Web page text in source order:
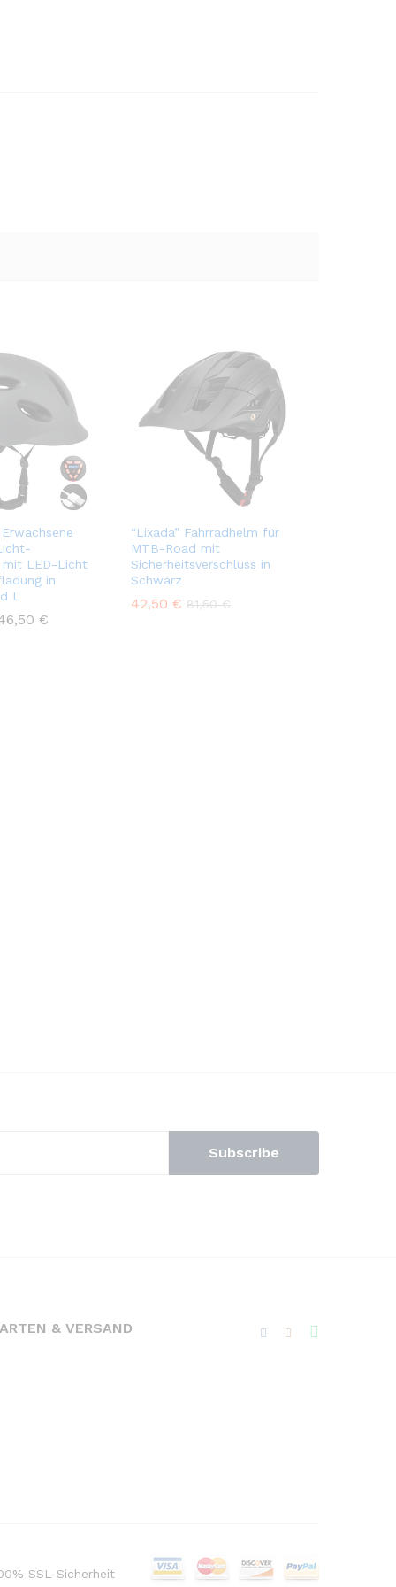
Erwachsene
mit LED-Licht
in
L
€
“Lixada” Fahrradhelm für
MTB-Road mit
Sicherheitsverschluss in
Schwarz
42,50 € 81,50€
& VERSAND
SSL Sicherheit